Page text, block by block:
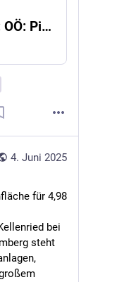
Amtsübergabe: OÖ: Pimmingstorfer übernimmt Caritas-Leitung
4. Juni 2025
für 4,98
bei
steht